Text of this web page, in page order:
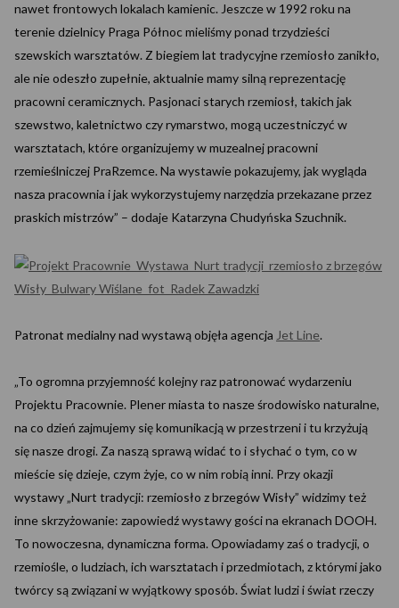
nawet frontowych lokalach kamienic. Jeszcze w 1992 roku na
terenie dzielnicy Praga Północ mieliśmy ponad trzydzieści
szewskich warsztatów. Z biegiem lat tradycyjne rzemiosło zanikło,
ale nie odeszło zupełnie, aktualnie mamy silną reprezentację
pracowni ceramicznych. Pasjonaci starych rzemiosł, takich jak
szewstwo, kaletnictwo czy rymarstwo, mogą uczestniczyć w
warsztatach, które organizujemy w muzealnej pracowni
rzemieślniczej PraRzemce. Na wystawie pokazujemy, jak wygląda
nasza pracownia i jak wykorzystujemy narzędzia przekazane przez
praskich mistrzów” – dodaje Katarzyna Chudyńska Szuchnik.
Patronat medialny nad wystawą objęła agencja Jet Line.
„To ogromna przyjemność kolejny raz patronować wydarzeniu
Projektu Pracownie. Plener miasta to nasze środowisko naturalne,
na co dzień zajmujemy się komunikacją w przestrzeni i tu krzyżują
się nasze drogi. Za naszą sprawą widać to i słychać o tym, co w
mieście się dzieje, czym żyje, co w nim robią inni. Przy okazji
wystawy „Nurt tradycji: rzemiosło z brzegów Wisły” widzimy też
inne skrzyżowanie: zapowiedź wystawy gości na ekranach DOOH.
To nowoczesna, dynamiczna forma. Opowiadamy zaś o tradycji, o
rzemiośle, o ludziach, ich warsztatach i przedmiotach, z którymi jako
twórcy są związani w wyjątkowy sposób. Świat ludzi i świat rzeczy